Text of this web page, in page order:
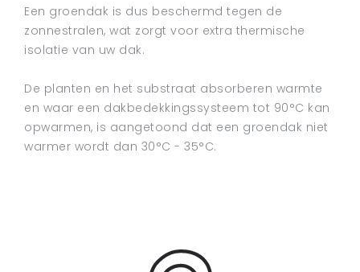
Een groendak is dus beschermd tegen de
zonnestralen, wat zorgt voor extra thermische
isolatie van uw dak.
De planten en het substraat absorberen warmte
en waar een dakbedekkingssysteem tot 90°C kan
opwarmen, is aangetoond dat een groendak niet
warmer wordt dan 30°C - 35°C.